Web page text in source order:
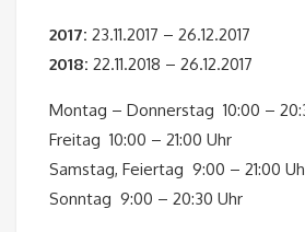
2017: 23.11.2017 – 26.12.2017
2018: 22.11.2018 – 26.12.2017
Montag – Donnerstag 10:00 –
Freitag 10:00 – 21:00 Uhr
Samstag, Feiertag 9:00 – 21:00
Sonntag 9:00 – 20:30 Uhr